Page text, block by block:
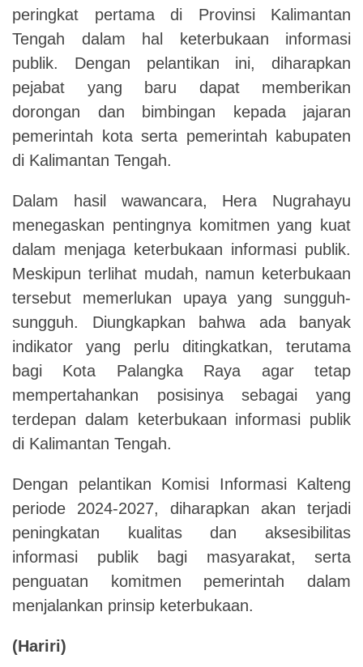
peringkat pertama di Provinsi Kalimantan
Tengah dalam hal keterbukaan informasi
publik. Dengan pelantikan ini, diharapkan
pejabat yang baru dapat memberikan
dorongan dan bimbingan kepada jajaran
pemerintah kota serta pemerintah kabupaten
di Kalimantan Tengah.
Dalam hasil wawancara, Hera Nugrahayu
menegaskan pentingnya komitmen yang kuat
dalam menjaga keterbukaan informasi publik.
Meskipun terlihat mudah, namun keterbukaan
tersebut memerlukan upaya yang sungguh-
sungguh. Diungkapkan bahwa ada banyak
indikator yang perlu ditingkatkan, terutama
bagi Kota Palangka Raya agar tetap
mempertahankan posisinya sebagai yang
terdepan dalam keterbukaan informasi publik
di Kalimantan Tengah.
Dengan pelantikan Komisi Informasi Kalteng
periode 2024-2027, diharapkan akan terjadi
peningkatan kualitas dan aksesibilitas
informasi publik bagi masyarakat, serta
penguatan komitmen pemerintah dalam
menjalankan prinsip keterbukaan.
(Hariri)